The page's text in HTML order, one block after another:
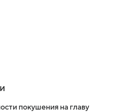
покушения на главу